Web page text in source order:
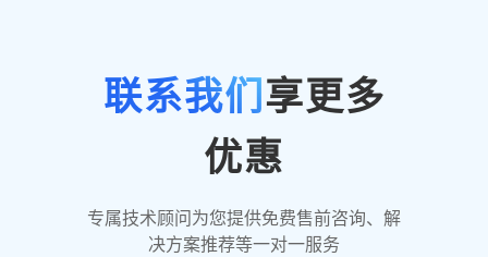
联系我们享更多
优惠
专属技术顾问为您提供免费售前咨询、解
决方案推荐等一对一服务